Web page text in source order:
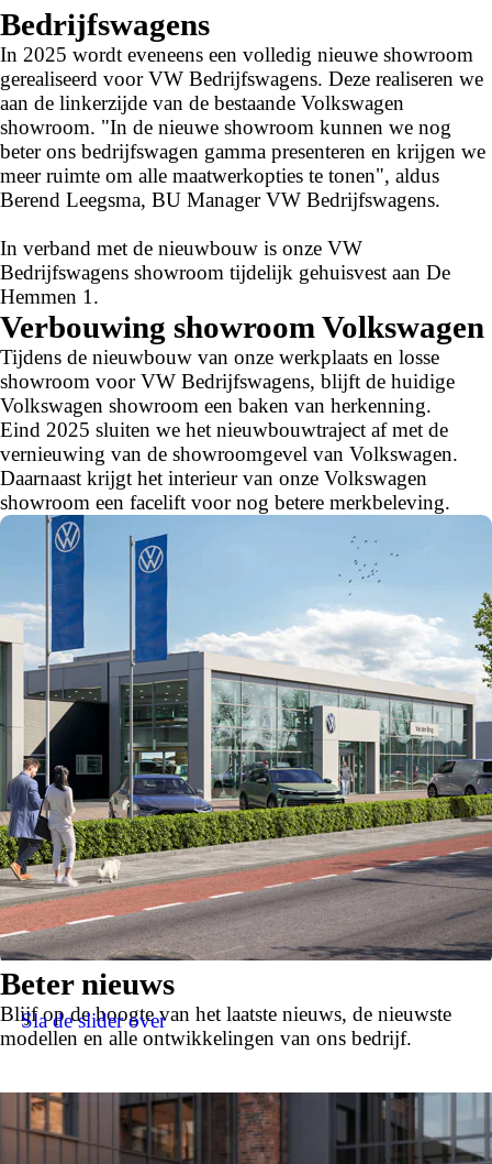
Bedrijfswagens
In 2025 wordt eveneens een volledig nieuwe showroom
gerealiseerd voor VW Bedrijfswagens. Deze realiseren we
aan de linkerzijde van de bestaande Volkswagen
showroom. "In de nieuwe showroom kunnen we nog
beter ons bedrijfswagen gamma presenteren en krijgen we
meer ruimte om alle maatwerkopties te tonen", aldus
Berend Leegsma, BU Manager VW Bedrijfswagens.
In verband met de nieuwbouw is onze VW
Bedrijfswagens showroom tijdelijk gehuisvest aan De
Hemmen 1.
Verbouwing showroom Volkswagen
Tijdens de nieuwbouw van onze werkplaats en losse
showroom voor VW Bedrijfswagens, blijft de huidige
Volkswagen showroom een baken van herkenning.
Eind 2025 sluiten we het nieuwbouwtraject af met de
vernieuwing van de showroomgevel van Volkswagen.
Daarnaast krijgt het interieur van onze Volkswagen
showroom een facelift voor nog betere merkbeleving.
Beter nieuws
Blijf op de hoogte van het laatste nieuws, de nieuwste
modellen en alle ontwikkelingen van ons bedrijf.
Sla de slider over